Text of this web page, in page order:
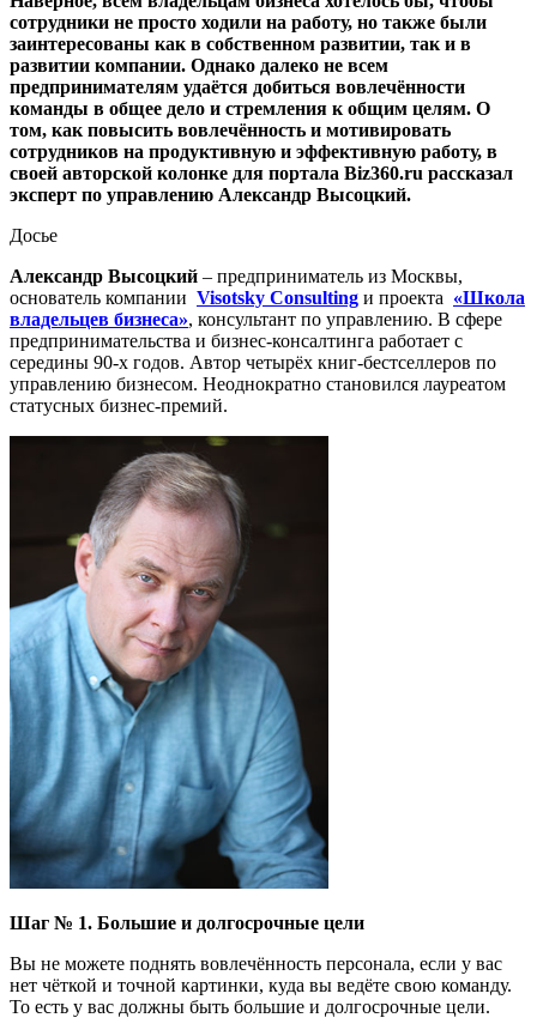
сотрудники не просто ходили на работу, но также были
заинтересованы как в собственном развитии, так и в
развитии компании. Однако далеко не всем
предпринимателям удаётся добиться вовлечённости
команды в общее дело и стремления к общим целям. О
том, как повысить вовлечённость и мотивировать
сотрудников на продуктивную и эффективную работу, в
своей авторской колонке для портала Biz360.ru рассказал
эксперт по управлению Александр Высоцкий.
Досье
Александр Высоцкий – предприниматель из Москвы,
основатель компании Visotsky Consulting и проекта «Школа
владельцев бизнеса», консультант по управлению. В сфере
предпринимательства и бизнес-консалтинга работает с
середины 90-х годов. Автор четырёх книг-бестселлеров по
управлению бизнесом. Неоднократно становился лауреатом
статусных бизнес-премий.
Шаг № 1. Большие и долгосрочные цели
Вы не можете поднять вовлечённость персонала, если у вас
нет чёткой и точной картинки, куда вы ведёте свою команду.
То есть у вас должны быть большие и долгосрочные цели.